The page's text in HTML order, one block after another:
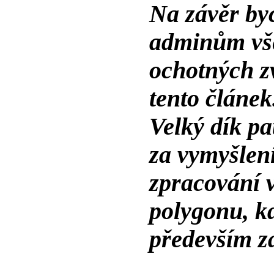
Na závěr
adminům
ochotných
tento
Velký dík
za
zpracování
polygonu,
především